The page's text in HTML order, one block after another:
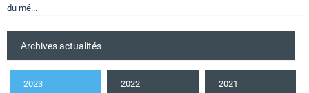
du mé...
Archives actualités
2023 2022 2021